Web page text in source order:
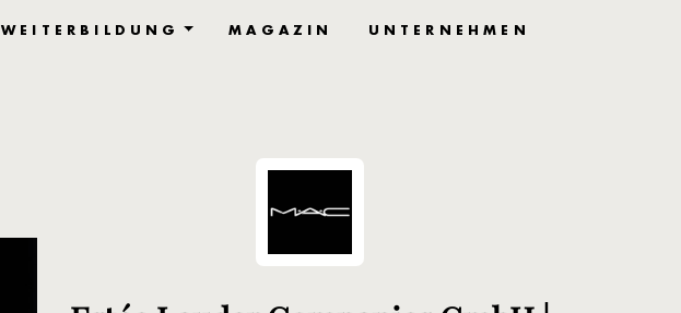
WEITERBILDUNG MAGAZIN UNTERNEHMEN